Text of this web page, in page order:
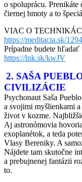
o spoluprácu.
čiernej hmoty a to
VIAC O
https://meditacia.sk/
Prípadne budete hľadať
https://lnk.sk/kwJV
2. SAŠA
CIVILIZÁCIE
Psychonaut Saša
a svojimi myšlienkami
život v kozme.
Aj astronómovia
exoplanétok, a teda
Vlasy Bereniky. A
Nájdete tam skutočne
a prebujnenej fantázii
to.